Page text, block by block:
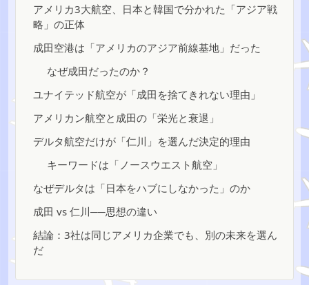
アメリカ3大航空、日本と韓国で分かれた「アジア戦
略」の正体
成田空港は「アメリカのアジア前線基地」だった
なぜ成田だったのか？
ユナイテッド航空が「成田を捨てきれない理由」
アメリカン航空と成田の「栄光と衰退」
デルタ航空だけが「仁川」を選んだ決定的理由
キーワードは「ノースウエスト航空」
なぜデルタは「日本をハブにしなかった」のか
成田 vs 仁川──思想の違い
結論：3社は同じアメリカ企業でも、別の未来を選ん
だ